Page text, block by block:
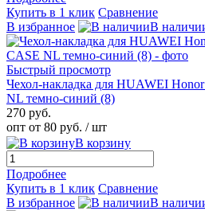
Купить в 1 клик Сравнение
В избранное
В
Быстрый просмотр
Чехол-накладка для HUAWEI
NL темно-синий (8)
270 руб.
опт от 80 руб. / шт
В корзину
Подробнее
Купить в 1 клик Сравнение
В избранное
В